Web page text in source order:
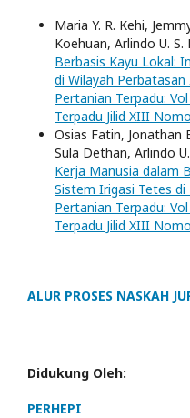
Maria Y. R. Kehi,
Koehuan, Arlindo U. S.
Berbasis Kayu Lokal:
di Wilayah
Pertanian Terpadu:
Terpadu Jilid XIII
Osias Fatin, Jonathan
Sula Dethan, Arlindo
Kerja Manusia dalam
Sistem Irigasi Tetes
Pertanian Terpadu:
Terpadu Jilid XIII
ALUR PROSES NASKAH
Didukung Oleh:
PERHEPI